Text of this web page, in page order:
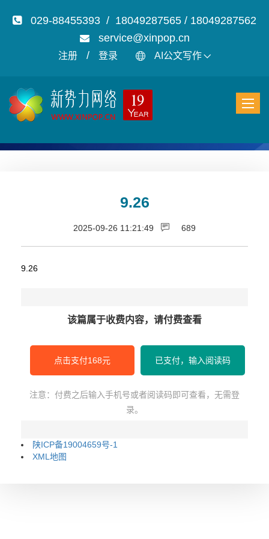
029-88455393 / 18049287565 / 18049287562
service@xinpop.cn
注册 / 登录 AI公文写作
9.26
2025-09-26 11:21:49 689
9.26
该篇属于收费内容，请付费查看
点击支付168元 已支付，输入阅读码
注意：付费之后输入手机号或者阅读码即可查看，无需登
录。
陕ICP备19004659号-1
XML地图